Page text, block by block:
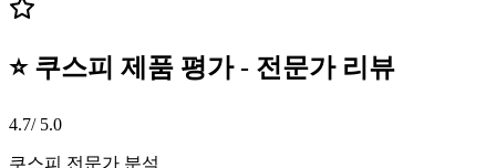
⭐ 쿠스피 제품 평가 - 전문가 리뷰
4.7/ 5.0
쿠스피 전문가 분석